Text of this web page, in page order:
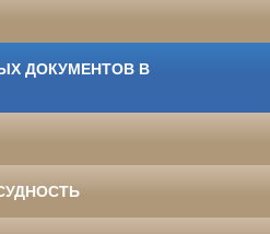
ДОКУМЕНТОВ В